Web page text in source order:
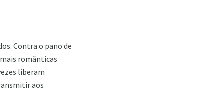
Contra o pano de
mais românticas
liberam
aos